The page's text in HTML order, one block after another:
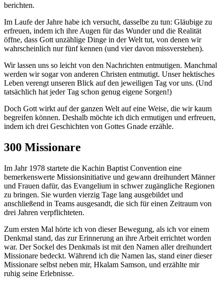
berichten.
Im Laufe der Jahre habe ich versucht, dasselbe zu tun: Gläubige zu
erfreuen, indem ich ihre Augen für das Wunder und die Realität
öffne, dass Gott unzählige Dinge in der Welt tut, von denen wir
wahrscheinlich nur fünf kennen (und vier davon missverstehen).
Wir lassen uns so leicht von den Nachrichten entmutigen. Manchmal
werden wir sogar von anderen Christen entmutigt. Unser hektisches
Leben verengt unseren Blick auf den jeweiligen Tag vor uns. (Und
tatsächlich hat jeder Tag schon genug eigene Sorgen!)
Doch Gott wirkt auf der ganzen Welt auf eine Weise, die wir kaum
begreifen können. Deshalb möchte ich dich ermutigen und erfreuen,
indem ich drei Geschichten von Gottes Gnade erzähle.
300 Missionare
Im Jahr 1978 startete die Kachin Baptist Convention eine
bemerkenswerte Missionsinitiative und gewann dreihundert Männer
und Frauen dafür, das Evangelium in schwer zugängliche Regionen
zu bringen. Sie wurden vierzig Tage lang ausgebildet und
anschließend in Teams ausgesandt, die sich für einen Zeitraum von
drei Jahren verpflichteten.
Zum ersten Mal hörte ich von dieser Bewegung, als ich vor einem
Denkmal stand, das zur Erinnerung an ihre Arbeit errichtet worden
war. Der Sockel des Denkmals ist mit den Namen aller dreihundert
Missionare bedeckt. Während ich die Namen las, stand einer dieser
Missionare selbst neben mir, Hkalam Samson, und erzählte mir
ruhig seine Erlebnisse.